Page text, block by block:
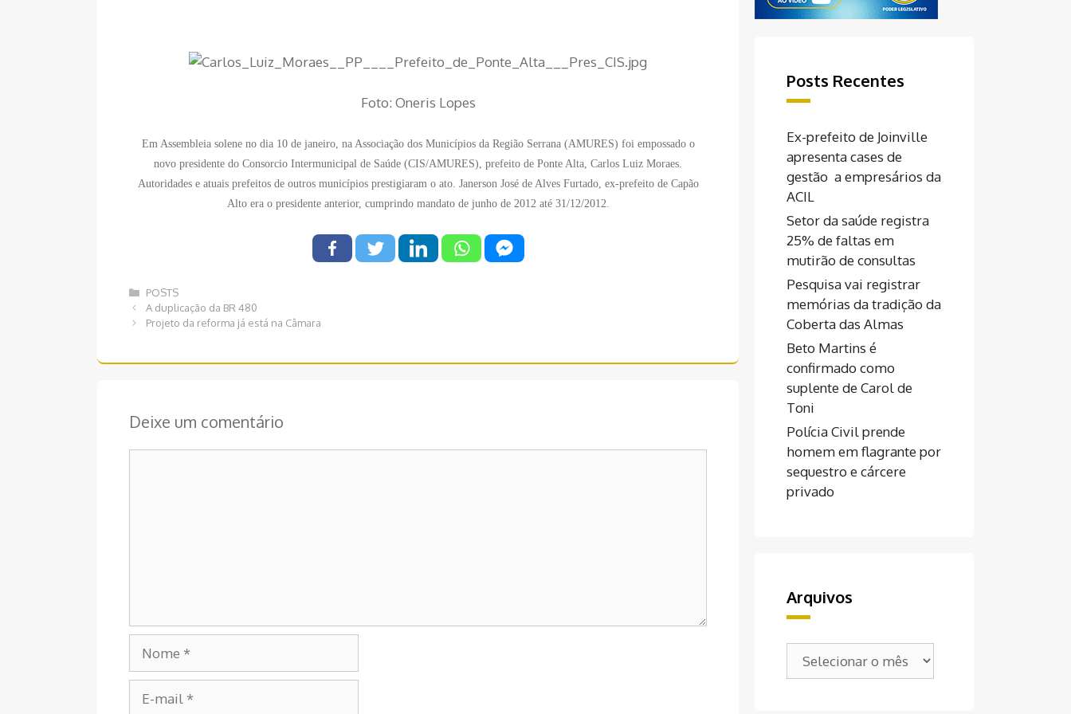
Foto: Oneris Lopes
Em Assembleia solene no dia 10 de janeiro, na Associação dos Municípios da Região Serrana (AMURES) foi empossado o
novo presidente do Consorcio Intermunicipal de Saúde (CIS/AMURES), prefeito de Ponte Alta, Carlos Luiz Moraes.
Autoridades e atuais prefeitos de outros municípios prestigiaram o ato. Janerson José de Alves Furtado, ex-prefeito de Capão
Alto era o presidente anterior, cumprindo mandato de junho de 2012 até 31/12/2012.
Categorias
POSTS
Navegação
de
A duplicação da BR 480
Projeto da reforma já está na Câmara
Deixe um comentário
mail
Posts Recentes
Ex-prefeito de Joinville
apresenta cases de
gestão a empresários da
ACIL
Setor da saúde registra
25% de faltas em
mutirão de consultas
Pesquisa vai registrar
memórias da tradição da
Coberta das Almas
Beto Martins é
confirmado como
suplente de Carol de
Toni
Polícia Civil prende
homem em flagrante por
sequestro e cárcere
privado
Arquivos